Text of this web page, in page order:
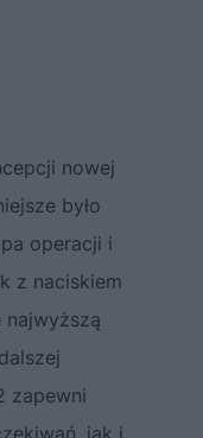
nowej
było
operacji i
z naciskiem
najwyższą
zapewni
jak i